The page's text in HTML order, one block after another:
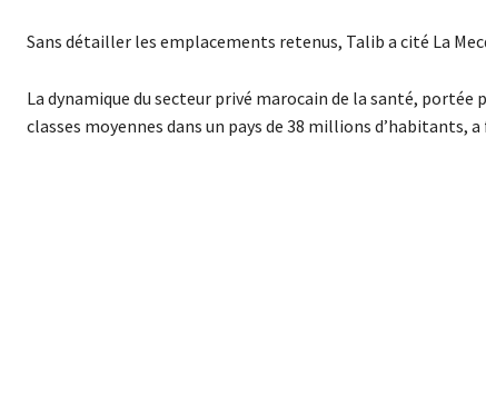
Sans détailler les emplacements retenus, Talib a cité La
La dynamique du secteur privé marocain de la santé,
classes moyennes dans un pays de 38 millions d’habitants,